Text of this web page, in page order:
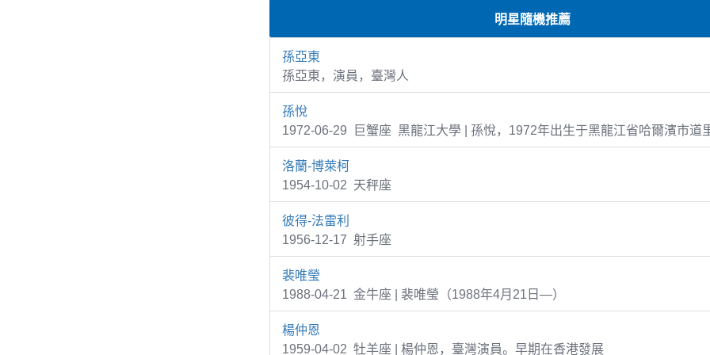
明星隨機推薦
孫亞東
孫亞東，演員，臺灣人
孫悅
1972-06-29 巨蟹座 黑龍江大學 | 孫悅，1972年出生于黑龍江省哈爾濱市道
洛蘭-博萊柯
1954-10-02 天秤座
彼得-法雷利
1956-12-17 射手座
裴唯瑩
1988-04-21 金牛座 | 裴唯瑩（1988年4月21日—）
楊仲恩
1959-04-02 牡羊座 | 楊仲恩，臺灣演員。早期在香港發展